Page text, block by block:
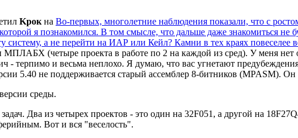
Kpoк на Во-первых, многолетние наблюдения показали, что с
я познакомился. В том смысле, что дальше даже знакомиться не
систему, а не перейти на ИАР или Кейл? Камни в тех краях повеселее
(четыре проекта в работе по 2 на каждой из сред). У меня
- терпимо и весьма неплохо. Я думаю, что вас угнетают
5.40 не поддерживается старый ассемблер 8-битников (MPASM).
среды.
Два из четырех проектов - это один на 32F051, а другой на
Вот и вся "веселость".